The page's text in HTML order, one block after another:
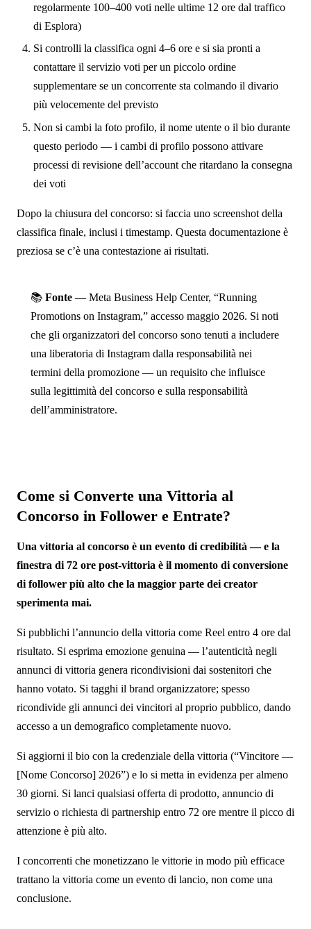
regolarmente 100–400 voti nelle ultime 12 ore dal traffico
di Esplora)
Si controlli la classifica ogni 4–6 ore e si sia pronti a
contattare il servizio voti per un piccolo ordine
supplementare se un concorrente sta colmando il divario
più velocemente del previsto
Non si cambi la foto profilo, il nome utente o il bio durante
questo periodo — i cambi di profilo possono attivare
processi di revisione dell’account che ritardano la consegna
dei voti
Dopo la chiusura del concorso: si faccia uno screenshot della
classifica finale, inclusi i timestamp. Questa documentazione è
preziosa se c’è una contestazione ai risultati.
📚 Fonte — Meta Business Help Center, “Running
Promotions on Instagram,” accesso maggio 2026. Si noti
che gli organizzatori del concorso sono tenuti a includere
una liberatoria di Instagram dalla responsabilità nei
termini della promozione — un requisito che influisce
sulla legittimità del concorso e sulla responsabilità
dell’amministratore.
Come si Converte una Vittoria al
Concorso in Follower e Entrate?
Una vittoria al concorso è un evento di credibilità — e la
finestra di 72 ore post-vittoria è il momento di conversione
di follower più alto che la maggior parte dei creator
sperimenta mai.
Si pubblichi l’annuncio della vittoria come Reel entro 4 ore dal
risultato. Si esprima emozione genuina — l’autenticità negli
annunci di vittoria genera ricondivisioni dai sostenitori che
hanno votato. Si tagghi il brand organizzatore; spesso
ricondivide gli annunci dei vincitori al proprio pubblico, dando
accesso a un demografico completamente nuovo.
Si aggiorni il bio con la credenziale della vittoria (“Vincitore —
[Nome Concorso] 2026”) e lo si metta in evidenza per almeno
30 giorni. Si lanci qualsiasi offerta di prodotto, annuncio di
servizio o richiesta di partnership entro 72 ore mentre il picco di
attenzione è più alto.
I concorrenti che monetizzano le vittorie in modo più efficace
trattano la vittoria come un evento di lancio, non come una
conclusione.